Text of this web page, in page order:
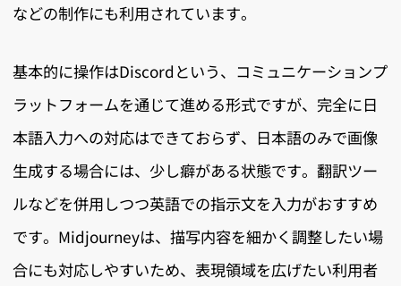
などの制作にも利用されています。
基本的に操作はDiscordという、コミュニケーションプ
ラットフォームを通じて進める形式ですが、完全に日
本語入力への対応はできておらず、日本語のみで画像
生成する場合には、少し癖がある状態です。翻訳ツー
ルなどを併用しつつ英語での指示文を入力がおすすめ
です。Midjourneyは、描写内容を細かく調整したい場
合にも対応しやすいため、表現領域を広げたい利用者